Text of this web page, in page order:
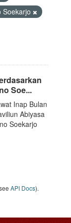
Soekarjo
Soe...
Inap Bulan
Abiyasa
Soekarjo
API Docs).